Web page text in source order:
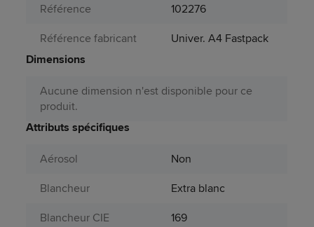
Référence
102276
Référence fabricant
Univer. A4 Fastpack
Dimensions
Aucune dimension n'est disponible pour ce
produit.
Attributs spécifiques
Aérosol
Non
Blancheur
Extra blanc
Blancheur CIE
169